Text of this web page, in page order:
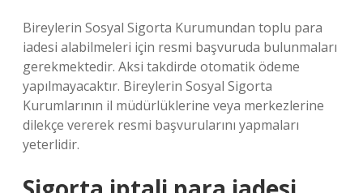
Bireylerin Sosyal Sigorta Kurumundan toplu para
iadesi alabilmeleri için resmi başvuruda bulunmaları
gerekmektedir. Aksi takdirde otomatik ödeme
yapılmayacaktır. Bireylerin Sosyal Sigorta
Kurumlarının il müdürlüklerine veya merkezlerine
dilekçe vererek resmi başvurularını yapmaları
yeterlidir.